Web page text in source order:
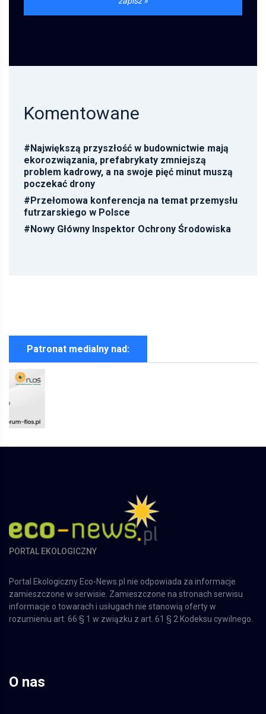
Komentowane
# Największą przyszłość w budownictwie mają
ekorozwiązania, prefabrykaty zmniejszą
problem kadrowy, a na swoje pięć minut muszą
poczekać drony
# Przełomowa konferencja na temat przemysłu
futrzarskiego w Polsce
# Nowy Główny Inspektor Ochrony Środowiska
Patronat medialny nad:
PORTAL EKOLOGICZNY
zamieszczone w serwisie. Zamieszczone na stronach serwisu
informacje o towarach i usługach nie stanowią oferty w
rozumieniu art. 66 § 1 w związku z art. 61 § 2 Kodeksu cywilnego.
O nas